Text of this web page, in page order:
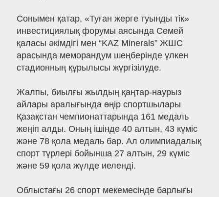
Сонымен қатар, «Туған жерге туынды тік»
инвестициялық форумы аясында Семей
қаласы әкімдігі мен “KAZ Minerals” ЖШС
арасында меморандум шеңберінде үлкен
стадионның құрылысы жүргізілуде.
Жалпы, биылғы жылдың қаңтар-наурыз
айлары аралығында өңір спортшылары
Қазақстан чемпионаттарында 161 медаль
жеңіп алды. Оның ішінде 40 алтын, 43 күміс
және 78 қола медаль бар. Ал олимпиадалық
спорт түрлері бойынша 27 алтын, 29 күміс
және 59 қола жүлде иеленді.
Облыстағы 26 спорт мекемесінде барлығы